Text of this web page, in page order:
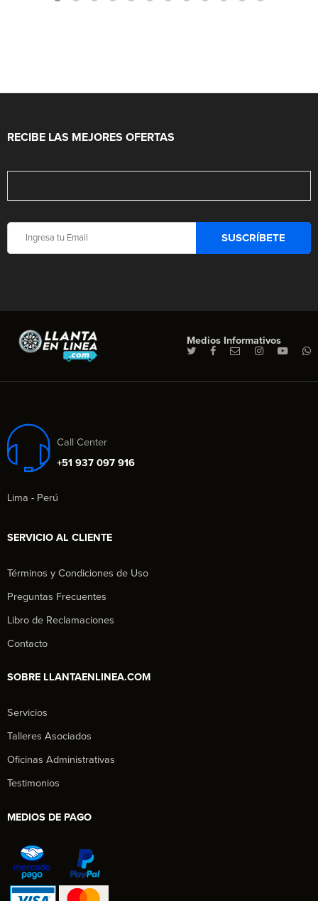
RECIBE LAS MEJORES OFERTAS
Medios Informativos
Call Center
+51 937 097 916
Lima - Perú
SERVICIO AL CLIENTE
Términos y Condiciones de Uso
Preguntas Frecuentes
Libro de Reclamaciones
Contacto
SOBRE LLANTAENLINEA.COM
Servicios
Talleres Asociados
Oficinas Administrativas
Testimonios
MEDIOS DE PAGO